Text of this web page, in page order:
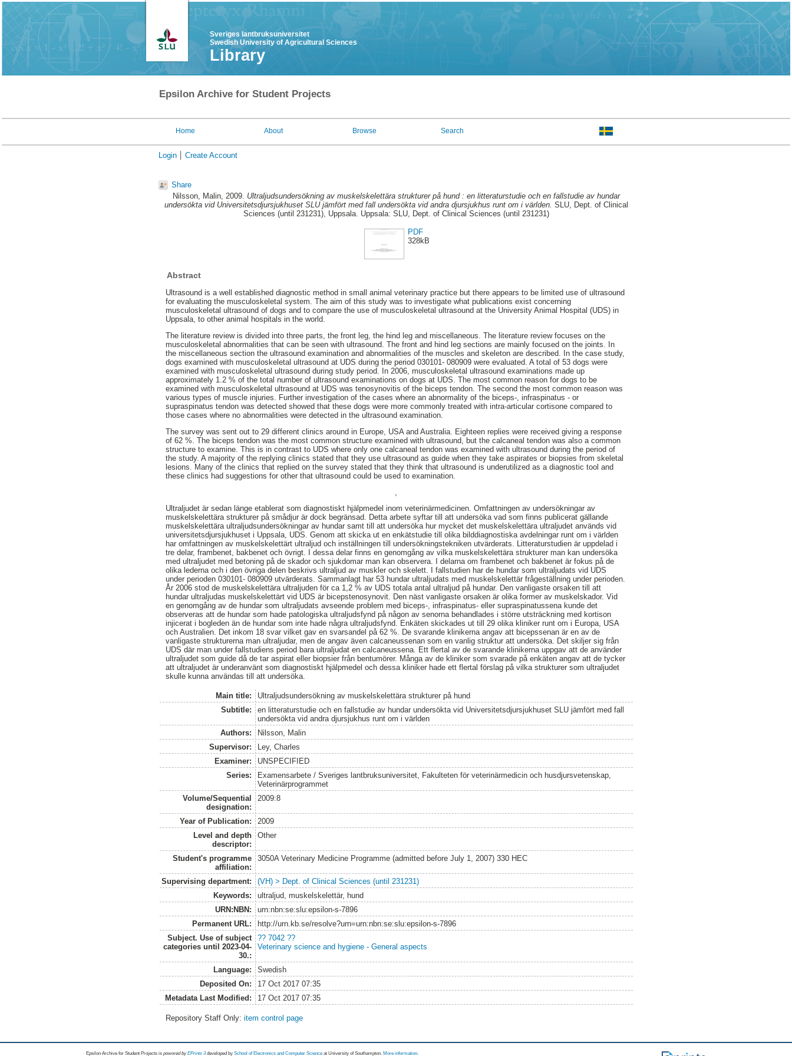
Sveriges lantbruksuniversitet
Swedish University of Agricultural Sciences
Library
Epsilon Archive for Student Projects
Home About Browse Search
Login Create Account
Share
Nilsson, Malin, 2009. Ultraljudsundersökning av muskelskelettära strukturer på hund : en litteraturstudie och en fallstudie av hundar
undersökta vid Universitetsdjursjukhuset SLU jämfört med fall undersökta vid andra djursjukhus runt om i världen. SLU, Dept. of Clinical
Sciences (until 231231), Uppsala. Uppsala: SLU, Dept. of Clinical Sciences (until 231231)
PDF
328kB
Abstract
Ultrasound is a well established diagnostic method in small animal veterinary practice but there appears to be limited use of ultrasound
for evaluating the musculoskeletal system. The aim of this study was to investigate what publications exist concerning
musculoskeletal ultrasound of dogs and to compare the use of musculoskeletal ultrasound at the University Animal Hospital (UDS) in
Uppsala, to other animal hospitals in the world.
The literature review is divided into three parts, the front leg, the hind leg and miscellaneous. The literature review focuses on the
musculoskeletal abnormalities that can be seen with ultrasound. The front and hind leg sections are mainly focused on the joints. In
the miscellaneous section the ultrasound examination and abnormalities of the muscles and skeleton are described. In the case study,
dogs examined with musculoskeletal ultrasound at UDS during the period 030101- 080909 were evaluated. A total of 53 dogs were
examined with musculoskeletal ultrasound during study period. In 2006, musculoskeletal ultrasound examinations made up
approximately 1.2 % of the total number of ultrasound examinations on dogs at UDS. The most common reason for dogs to be
examined with musculoskeletal ultrasound at UDS was tenosynovitis of the biceps tendon. The second the most common reason was
various types of muscle injuries. Further investigation of the cases where an abnormality of the biceps-, infraspinatus - or
supraspinatus tendon was detected showed that these dogs were more commonly treated with intra-articular cortisone compared to
those cases where no abnormalities were detected in the ultrasound examination.
The survey was sent out to 29 different clinics around in Europe, USA and Australia. Eighteen replies were received giving a response
of 62 %. The biceps tendon was the most common structure examined with ultrasound, but the calcaneal tendon was also a common
structure to examine. This is in contrast to UDS where only one calcaneal tendon was examined with ultrasound during the period of
the study. A majority of the replying clinics stated that they use ultrasound as guide when they take aspirates or biopsies from skeletal
lesions. Many of the clinics that replied on the survey stated that they think that ultrasound is underutilized as a diagnostic tool and
these clinics had suggestions for other that ultrasound could be used to examination.
Ultraljudet är sedan länge etablerat som diagnostiskt hjälpmedel inom veterinärmedicinen. Omfattningen av undersökningar av
muskelskelettära strukturer på smådjur är dock begränsad. Detta arbete syftar till att undersöka vad som finns publicerat gällande
muskelskelettära ultraljudsundersökningar av hundar samt till att undersöka hur mycket det muskelskelettära ultraljudet används vid
universitetsdjursjukhuset i Uppsala, UDS. Genom att skicka ut en enkätstudie till olika bilddiagnostiska avdelningar runt om i världen
har omfattningen av muskelskelettärt ultraljud och inställningen till undersökningstekniken utvärderats. Litteraturstudien är uppdelad i
tre delar, frambenet, bakbenet och övrigt. I dessa delar finns en genomgång av vilka muskelskelettära strukturer man kan undersöka
med ultraljudet med betoning på de skador och sjukdomar man kan observera. I delarna om frambenet och bakbenet är fokus på de
olika lederna och i den övriga delen beskrivs ultraljud av muskler och skelett. I fallstudien har de hundar som ultraljudats vid UDS
under perioden 030101- 080909 utvärderats. Sammanlagt har 53 hundar ultraljudats med muskelskelettär frågeställning under perioden.
År 2006 stod de muskelskelettära ultraljuden för ca 1,2 % av UDS totala antal ultraljud på hundar. Den vanligaste orsaken till att
hundar ultraljudas muskelskelettärt vid UDS är bicepstenosynovit. Den näst vanligaste orsaken är olika former av muskelskador. Vid
en genomgång av de hundar som ultraljudats avseende problem med biceps-, infraspinatus- eller supraspinatussena kunde det
observeras att de hundar som hade patologiska ultraljudsfynd på någon av senorna behandlades i större utsträckning med kortison
injicerat i bogleden än de hundar som inte hade några ultraljudsfynd. Enkäten skickades ut till 29 olika kliniker runt om i Europa, USA
och Australien. Det inkom 18 svar vilket gav en svarsandel på 62 %. De svarande klinikerna angav att bicepssenan är en av de
vanligaste strukturerna man ultraljudar, men de angav även calcaneussenan som en vanlig struktur att undersöka. Det skiljer sig från
UDS där man under fallstudiens period bara ultraljudat en calcaneussena. Ett flertal av de svarande klinikerna uppgav att de använder
ultraljudet som guide då de tar aspirat eller biopsier från bentumörer. Många av de kliniker som svarade på enkäten angav att de tycker
att ultraljudet är underanvänt som diagnostiskt hjälpmedel och dessa kliniker hade ett flertal förslag på vilka strukturer som ultraljudet
skulle kunna användas till att undersöka.
Main title:
Ultraljudsundersökning av muskelskelettära strukturer på hund
Subtitle:
en litteraturstudie och en fallstudie av hundar undersökta vid Universitetsdjursjukhuset SLU jämfört med fall
undersökta vid andra djursjukhus runt om i världen
Authors:
Nilsson, Malin
Supervisor:
Ley, Charles
Examiner:
UNSPECIFIED
Series:
Examensarbete / Sveriges lantbruksuniversitet, Fakulteten för veterinärmedicin och husdjursvetenskap,
Veterinärprogrammet
Volume/Sequential
designation:
2009:8
Year of Publication:
2009
Level and depth
descriptor:
Other
Student's programme
affiliation:
3050A Veterinary Medicine Programme (admitted before July 1, 2007) 330 HEC
Supervising department:
(VH) > Dept. of Clinical Sciences (until 231231)
Keywords:
ultraljud, muskelskelettär, hund
URN:NBN:
urn:nbn:se:slu:epsilon-s-7896
Permanent URL:
http://urn.kb.se/resolve?urn=urn:nbn:se:slu:epsilon-s-7896
Subject. Use of subject
categories until 2023-04-
30.:
?? 7042 ??
Veterinary science and hygiene - General aspects
Language:
Swedish
Deposited On:
17 Oct 2017 07:35
Metadata Last Modified:
17 Oct 2017 07:35
Repository Staff Only:item control page
Epsilon Archive for Student Projects is powored byEPrints 3 developed by School of Electronics and Computer Science at University of Southampton. More information.